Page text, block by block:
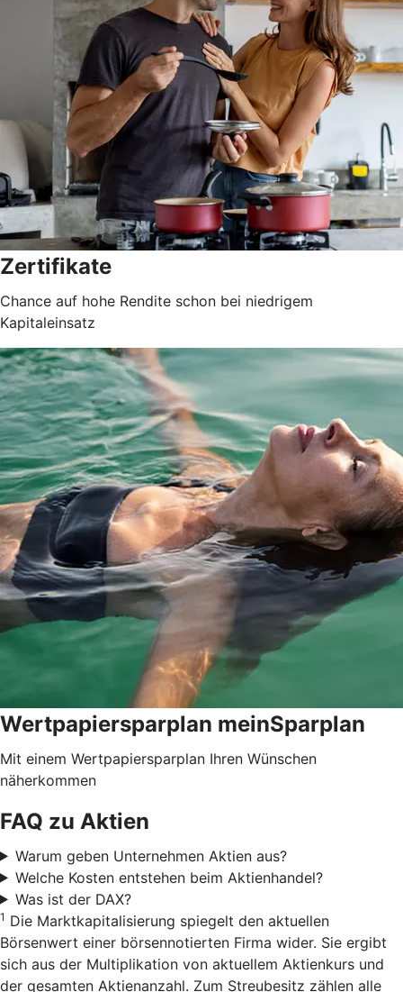
Zertifikate
Chance auf hohe Rendite schon bei niedrigem
Kapitaleinsatz
Wertpapiersparplan meinSparplan
Mit einem Wertpapiersparplan Ihren Wünschen
näherkommen
FAQ zu Aktien
Warum geben Unternehmen Aktien aus?
Welche Kosten entstehen beim Aktienhandel?
Was ist der DAX?
1 Die Marktkapitalisierung spiegelt den aktuellen
Börsenwert einer börsennotierten Firma wider. Sie ergibt
sich aus der Multiplikation von aktuellem Aktienkurs und
der gesamten Aktienanzahl. Zum Streubesitz zählen alle